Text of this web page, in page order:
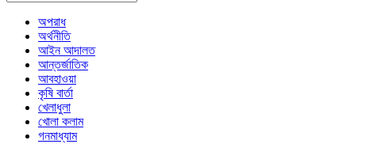
অপরাধ
অর্থনীতি
আইন আদালত
আন্তর্জাতিক
আবহাওয়া
কৃষি বার্তা
খেলাধুলা
খোলা কলাম
গনমাধ্যাম